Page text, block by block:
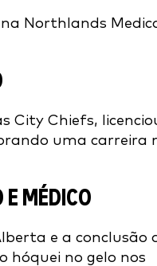
Northlands
City Chiefs,
uma carreira
E MÉDICO
e a conclusão
hóquei no gelo nos